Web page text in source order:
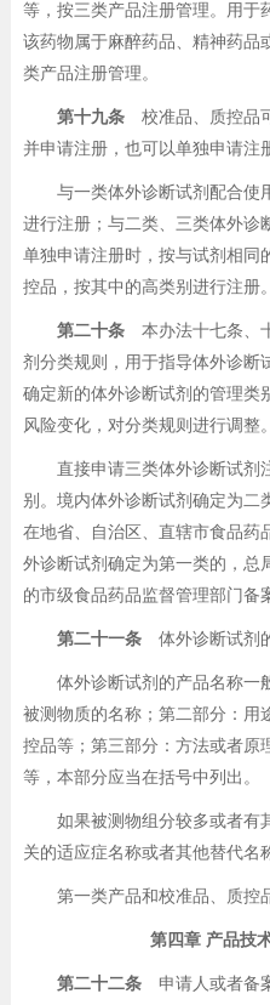
等，按三类产品注册管理。用于
该药物属于麻醉药品、精神药品
类产品注册管理。
第十九条校准品、质控品
并申请注册，也可以单独申请注
与一类体外诊断试剂配合使
进行注册；与二类、三类体外诊
单独申请注册时，按与试剂相同
控品，按其中的高类别进行注册。
第二十条本办法十七条、
剂分类规则，用于指导体外诊断
确定新的体外诊断试剂的管理类
风险变化，对分类规则进行调整
直接申请三类体外诊断试剂
别。境内体外诊断试剂确定为二
在地省、自治区、直辖市食品药
外诊断试剂确定为第一类的，总
的市级食品药品监督管理部门备
第二十一条体外诊断试剂的
体外诊断试剂的产品名称一般
被测物质的名称；第二部分：用
控品等；第三部分：方法或者原
等，本部分应当在括号中列出。
如果被测物组分较多或者有
关的适应症名称或者其他替代名
第一类产品和校准品、质控品
第四章 产品技
第二十二条申请人或者备